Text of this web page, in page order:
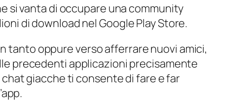
si vanta di occupare una community
di download nel Google Play Store.
tanto oppure verso afferrare nuovi amici,
precedenti applicazioni precisamente
giacche ti consente di fare e far